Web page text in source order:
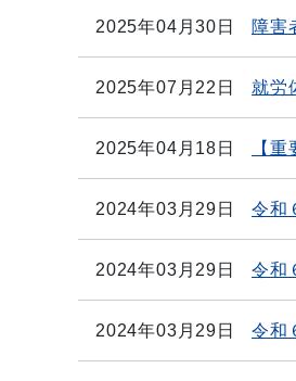
2025年04月30日 障害
2025年07月22日 就労
2025年04月18日 【
2024年03月29日 令和
2024年03月29日 令和
2024年03月29日 令和